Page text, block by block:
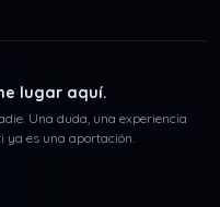
lugar aquí.
Una duda, una experiencia
ya es una aportación.